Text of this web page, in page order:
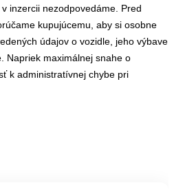
inzercii nezodpovedáme. Pred
kupujúcemu, aby si osobne
údajov o vozidle, jeho výbave
Napriek maximálnej snahe o
k administratívnej chybe pri